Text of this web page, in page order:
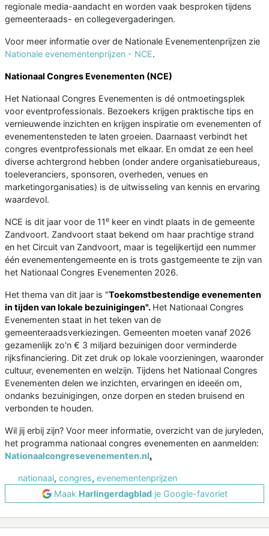
regionale media-aandacht en worden vaak besproken tijdens
gemeenteraads- en collegevergaderingen.
Voor meer informatie over de Nationale Evenementenprijzen zie
Nationale evenementenprijzen - NCE.
Nationaal Congres Evenementen (NCE)
Het Nationaal Congres Evenementen is dé ontmoetingsplek
voor eventprofessionals. Bezoekers krijgen praktische tips en
vernieuwende inzichten en krijgen inspiratie om evenementen of
evenementensteden te laten groeien. Daarnaast verbindt het
congres eventprofessionals met elkaar. En omdat ze een heel
diverse achtergrond hebben (onder andere organisatiebureaus,
toeleveranciers, sponsoren, overheden, venues en
marketingorganisaties) is de uitwisseling van kennis en ervaring
waardevol.
NCE is dit jaar voor de 11e keer en vindt plaats in de gemeente
Zandvoort. Zandvoort staat bekend om haar prachtige strand
en het Circuit van Zandvoort, maar is tegelijkertijd een nummer
één evenementengemeente en is trots gastgemeente te zijn van
het Nationaal Congres Evenementen 2026.
Het thema van dit jaar is "Toekomstbestendige evenementen
in tijden van lokale bezuinigingen". Het Nationaal Congres
Evenementen staat in het teken van de
gemeenteraadsverkiezingen. Gemeenten moeten vanaf 2026
gezamenlijk zo'n € 3 miljard bezuinigen door verminderde
rijksfinanciering. Dit zet druk op lokale voorzieningen, waaronder
cultuur, evenementen en welzijn. Tijdens het Nationaal Congres
Evenementen delen we inzichten, ervaringen en ideeën om,
ondanks bezuinigingen, onze dorpen en steden bruisend en
verbonden te houden.
Wil jij erbij zijn? Voor meer informatie, overzicht van de juryleden,
het programma nationaal congres evenementen en aanmelden:
Nationaalcongresevenementen.nl.
nationaal, congres, evenementenprijzen
Maak Harlingerdagbladje Google-favoriet